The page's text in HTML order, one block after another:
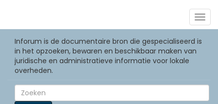
Inforum is de documentaire bron die gespecialiseerd is
in het opzoeken, bewaren en beschikbaar maken van
juridische en administratieve informatie voor lokale
overheden.